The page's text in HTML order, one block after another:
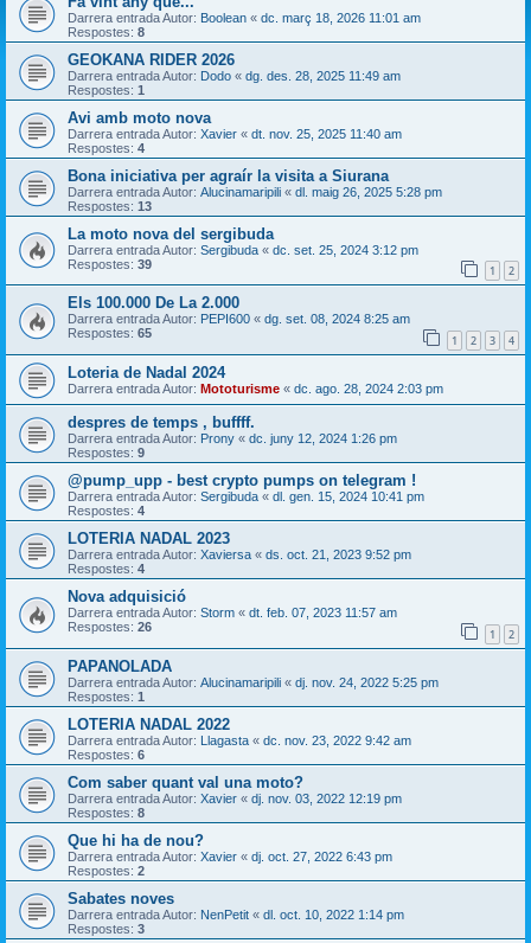
Darrera entrada Autor: Boolean « dc. març 18, 2026 11:01 am
Respostes: 8
GEOKANA RIDER 2026
Darrera entrada Autor: Dodo « dg. des. 28, 2025 11:49 am
Respostes: 1
Avi amb moto nova
Darrera entrada Autor: Xavier « dt. nov. 25, 2025 11:40 am
Respostes: 4
Bona iniciativa per agraír la visita a Siurana
Darrera entrada Autor: Alucinamaripili « dl. maig 26, 2025 5:28 pm
Respostes: 13
La moto nova del sergibuda
Darrera entrada Autor: Sergibuda « dc. set. 25, 2024 3:12 pm
Respostes: 39 1 2
Els 100.000 De La 2.000
Darrera entrada Autor: PEPI600 « dg. set. 08, 2024 8:25 am
Respostes: 65 1 2 3 4
Loteria de Nadal 2024
Darrera entrada Autor: Mototurisme « dc. ago. 28, 2024 2:03 pm
despres de temps , buffff.
Darrera entrada Autor: Prony « dc. juny 12, 2024 1:26 pm
Respostes: 9
@pump_upp - best crypto pumps on telegram !
Darrera entrada Autor: Sergibuda « dl. gen. 15, 2024 10:41 pm
Respostes: 4
LOTERIA NADAL 2023
Darrera entrada Autor: Xaviersa « ds. oct. 21, 2023 9:52 pm
Respostes: 4
Nova adquisició
Darrera entrada Autor: Storm « dt. feb. 07, 2023 11:57 am
Respostes: 26 1 2
PAPANOLADA
Darrera entrada Autor: Alucinamaripili « dj. nov. 24, 2022 5:25 pm
Respostes: 1
LOTERIA NADAL 2022
Darrera entrada Autor: Llagasta « dc. nov. 23, 2022 9:42 am
Respostes: 6
Com saber quant val una moto?
Darrera entrada Autor: Xavier « dj. nov. 03, 2022 12:19 pm
Respostes: 8
Que hi ha de nou?
Darrera entrada Autor: Xavier « dj. oct. 27, 2022 6:43 pm
Respostes: 2
Sabates noves
Darrera entrada Autor: NenPetit « dl. oct. 10, 2022 1:14 pm
Respostes: 3